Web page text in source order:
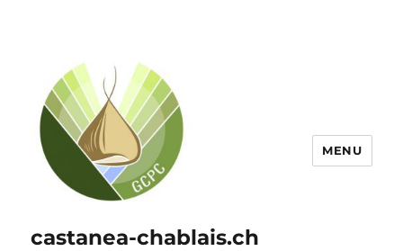
castanea-chablais.ch
MENU